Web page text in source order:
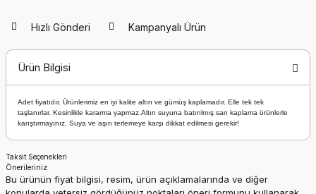
Hızlı Gönderi Kampanyalı Ürün
Ürün Bilgisi
Adet fiyatıdır. Ürünlerimiz en iyi kalite altın ve gümüş kaplamadır. Elle tek tek
taşlanırlar. Kesinlikle kararma yapmaz.Altın suyuna batırılmış sarı kaplama ürünlerle
karıştırmayınız. Suya ve aşırı terlemeye karşı dikkat edilmesi gerekir!
Taksit Seçenekleri
Önerileriniz
Bu ürünün fiyat bilgisi, resim, ürün açıklamalarında ve diğer